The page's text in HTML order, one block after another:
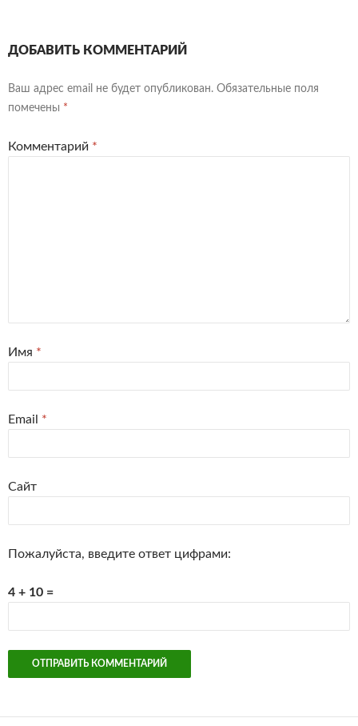
ДОБАВИТЬ КОММЕНТАРИЙ
Ваш адрес email не будет опубликован. Обязательные поля
помечены *
Комментарий *
Имя *
Email *
Сайт
Пожалуйста, введите ответ цифрами:
4 + 10 =